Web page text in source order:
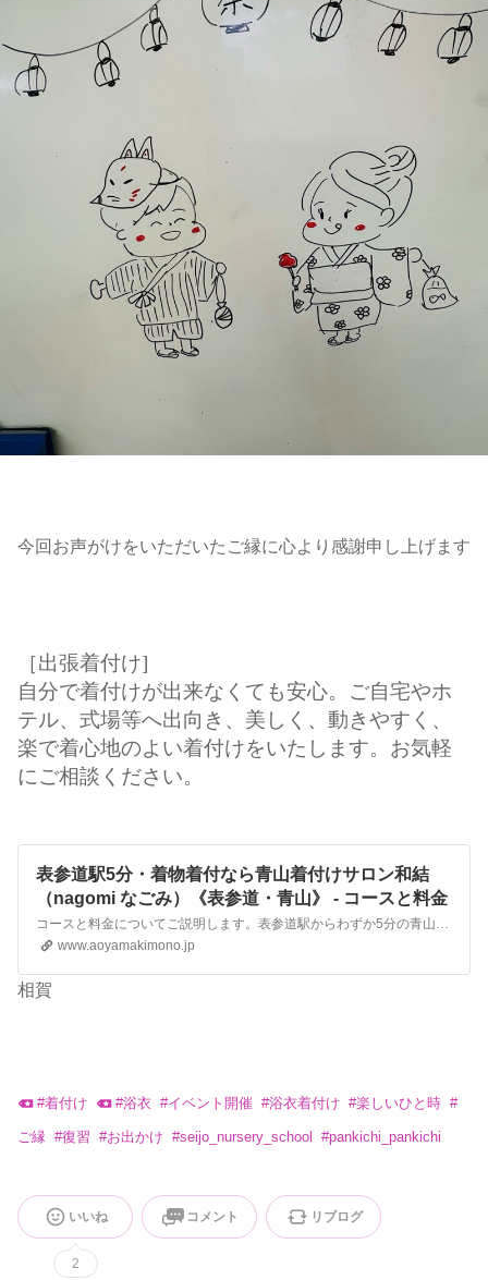
今回お声がけをいただいたご縁に心より感謝申し上げます
［出張着付け]
自分で着付けが出来なくても安心。ご自宅やホ
テル、式場等へ出向き、美しく、動きやすく、
楽で着心地のよい着付けをいたします。お気軽
にご相談ください。
表参道駅5分・着物着付なら青山着付けサロン和結
（nagomi なごみ）《表参道・青山》 - コースと料金
コースと料金についてご説明します。表参道駅からわずか5分の青山着付けサロン和結（nagomi なごみ）。着物購入不要なので初心者でもお安く手結びの着付を学べます。少人数・マンツーマン指導の着付教室。
www.aoyamakimono.jp
相賀
#着付け #浴衣 #イベント開催 #浴衣着付け #楽しいひと時 #
ご縁 #復習 #お出かけ #seijo_nursery_school #pankichi_pankichi
いいね
2
コメント リブログ